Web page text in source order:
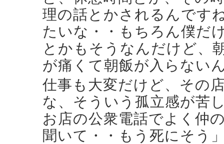
理の話とかされるんです
たいな・・もちろん僕だ
とかもそうなんだけど、
が痛くて朝飯が入らない
仕事も大変だけど、その
な、そういう孤立感が苦
お店の公衆電話でよく仲
聞いて・・もう死にそう